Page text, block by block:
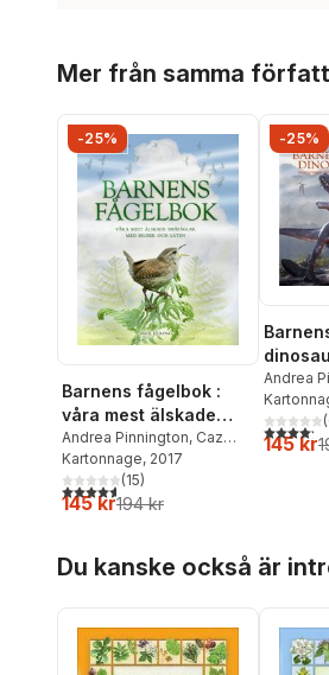
Mer från samma
-25%
Barnens fågelbok :
våra mest älskade
småfåglar med bilder
och läten
Andrea Pinnington, Caz
Buckingham
Kartonnage, 2017
4,6utav 5 stjärnor. Totalt antal röster:
(15)
145 kr194 kr
-25%
Andrea
4,2utav (
145 kr
Du kanske också är